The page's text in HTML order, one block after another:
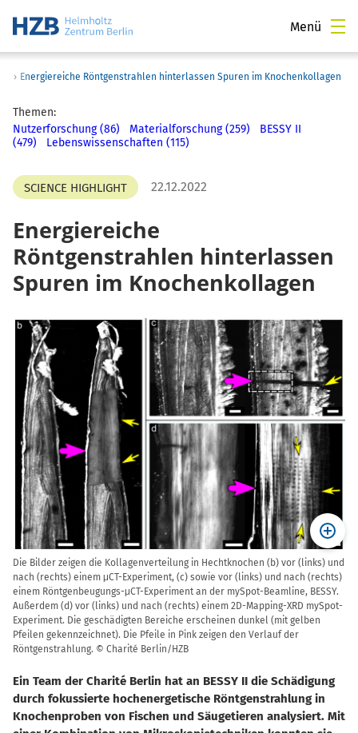
Menü
› Energiereiche Röntgenstrahlen hinterlassen Spuren im Knochenkollagen
Themen:
Nutzerforschung (86)
Materialforschung (259)
BESSY II
(479)
Lebenswissenschaften (115)
SCIENCE HIGHLIGHT 22.12.2022
Energiereiche
Röntgenstrahlen hinterlassen
Spuren im Knochenkollagen
Die Bilder zeigen die Kollagenverteilung in Hechtknochen (b) vor (links) und
nach (rechts) einem μCT-Experiment, (c) sowie vor (links) und nach (rechts)
einem Röntgenbeugungs-μCT-Experiment an der mySpot-Beamline, BESSY.
Außerdem (d) vor (links) und nach (rechts) einem 2D-Mapping-XRD mySpot-
Experiment. Die geschädigten Bereiche erscheinen dunkel (mit gelben
Pfeilen gekennzeichnet). Die Pfeile in Pink zeigen den Verlauf der
Röntgenstrahlung. © Charité Berlin/HZB
Ein Team der Charité Berlin hat an BESSY II die Schädigung
durch fokussierte hochenergetische Röntgenstrahlung in
Knochenproben von Fischen und Säugetieren analysiert. Mit